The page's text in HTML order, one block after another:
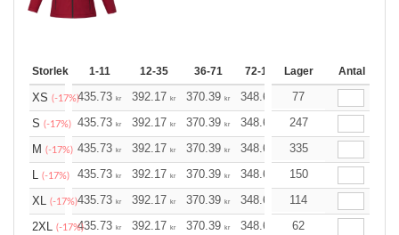
Storlek 1-11 12-35 36-71 72-143 144-287 288 +
Lager Antal
XS (-17%)435.73 kr 392.17 kr 370.39 kr 348.61 326.83
77
S (-17%) 435.73 kr 392.17 kr 370.39 kr 348.61 326.83
247
M (-17%) 435.73 kr 392.17 kr 370.39 kr 348.61 326.83
335
L (-17%) 435.73 kr 392.17 kr 370.39 kr 348.61 326.83
150
XL (-17%)435.73 kr 392.17 kr 370.39 kr 348.61 326.83
114
2XL (-17%)435.73 kr 392.17 kr 370.39 kr 348.61 326.83
62